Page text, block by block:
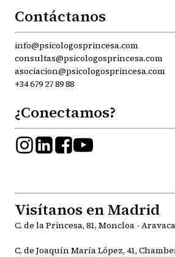
Contáctanos
info@psicologosprincesa.com
consultas@psicologosprincesa.com
asociacion@psicologosprincesa.com
+34 679 27 89 88
¿Conectamos?
Visítanos en Madrid
C. de la Princesa, 81, Moncloa -
C. de Joaquín María López, 41,